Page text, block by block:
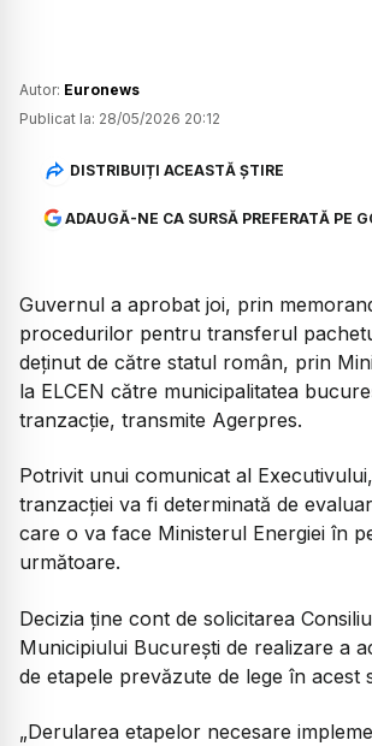
Autor: Euronews
Publicat la: 28/05/2026 20:12
DISTRIBUIȚI ACEASTĂ ȘTIRE
ADAUGĂ-NE CA SURSĂ PREFERATĂ PE
Guvernul a aprobat joi, prin
procedurilor pentru transferul
deținut de către statul român, prin
la ELCEN către municipalitatea
tranzacție, transmite Agerpres.
Potrivit unui comunicat al
tranzacției va fi determinată de
care o va face Ministerul Energiei în
următoare.
Decizia ține cont de solicitarea
Municipiului București de realizare a
de etapele prevăzute de lege în acest
„Derularea etapelor necesare